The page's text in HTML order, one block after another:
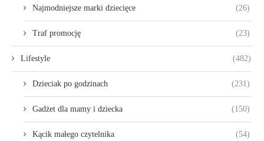
Najmodniejsze marki dziecięce (26)
Traf promocję (23)
Lifestyle (482)
Dzieciak po godzinach (231)
Gadżet dla mamy i dziecka (150)
Kącik małego czytelnika (54)